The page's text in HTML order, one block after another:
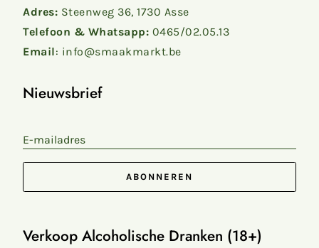
Adres: Steenweg 36, 1730 Asse
Telefoon & Whatsapp: 0465/02.05.13
Email: info@smaakmarkt.be
Nieuwsbrief
E-mailadres
ABONNEREN
Verkoop Alcoholische Dranken (18+)